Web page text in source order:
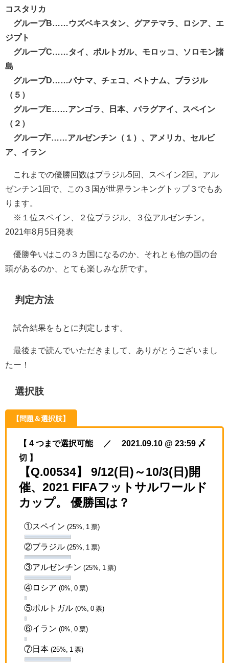
コスタリカ
グループB……ウズベキスタン、グアテマラ、ロシア、エ
ジプト
グループC……タイ、ポルトガル、モロッコ、ソロモン諸
島
グループD……パナマ、チェコ、ベトナム、ブラジル
（５）
グループE……アンゴラ、日本、パラグアイ、スペイン
（２）
グループF……アルゼンチン（１）、アメリカ、セルビ
ア、イラン
これまでの優勝回数はブラジル5回、スペイン2回。アル
ゼンチン1回で、この３国が世界ランキングトップ３でもあ
ります。
※１位スペイン、２位ブラジル、３位アルゼンチン。
2021年8月5日発表
優勝争いはこの３カ国になるのか、それとも他の国の台
頭があるのか、とても楽しみな所です。
判定方法
試合結果をもとに判定します。
最後まで読んでいただきまして、ありがとうございまし
たー！
選択肢
【問題＆選択肢】
【 4 つまで選択可能 ／ 2021.09.10 @ 23:59 〆
切 】
【Q.00534】 9/12(日)～10/3(日)開
催、2021 FIFAフットサルワールド
カップ。 優勝国は？
①スペイン (25%, 1 票)
②ブラジル (25%, 1 票)
③アルゼンチン (25%, 1 票)
④ロシア (0%, 0 票)
⑤ポルトガル (0%, 0 票)
⑥イラン (0%, 0 票)
⑦日本 (25%, 1 票)